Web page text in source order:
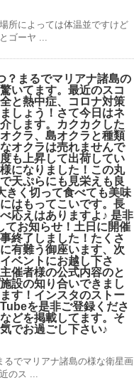
所によっては体温並ですけど
ゴーヤ ...
？まるでマリアナ諸島の
いてます。最近のスコ
と熱中症、コロナ対策
しょう！さて今日はネ
します。カクカクした
クラ、島オクラと種類
オクラは売れませんで
も上昇して出荷してい
になりました！この丸
天ぷらにも見栄えも良
きく切って食べても美味
はもってこいです。長
応えはありますよ♪ 是非
てお知らせ！土日に開催
終了しました！たくさ
有難う御座います、次
ベントにお越し下さ
催者様の公式内容のと
設の知り合いできまし
す！インスタのストー
を是非ご登録くださ
どを掲載してます。そ
でお過ごし下さい♪
るでマリアナ諸島の様な衛星画
のス ...